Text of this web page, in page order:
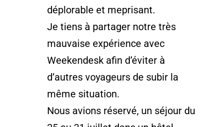
déplorable et meprisant.
Je tiens à partager notre très
mauvaise expérience avec
Weekendesk afin d’éviter à
d’autres voyageurs de subir la
même situation.
Nous avions réservé, un séjour du